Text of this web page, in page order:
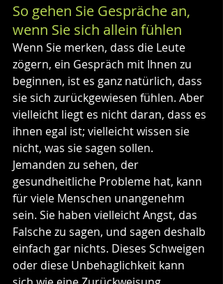
So gehen Sie Gespräche an,
wenn Sie sich allein fühlen
Wenn Sie merken, dass die Leute
zögern, ein Gespräch mit Ihnen zu
beginnen, ist es ganz natürlich, dass
sie sich zurückgewiesen fühlen. Aber
vielleicht liegt es nicht daran, dass es
ihnen egal ist; vielleicht wissen sie
nicht, was sie sagen sollen.
Jemanden zu sehen, der
gesundheitliche Probleme hat, kann
für viele Menschen unangenehm
sein. Sie haben vielleicht Angst, das
Falsche zu sagen, und sagen deshalb
einfach gar nichts. Dieses Schweigen
oder diese Unbehaglichkeit kann